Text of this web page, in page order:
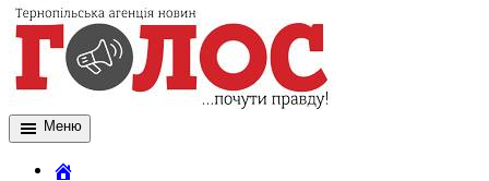
Меню